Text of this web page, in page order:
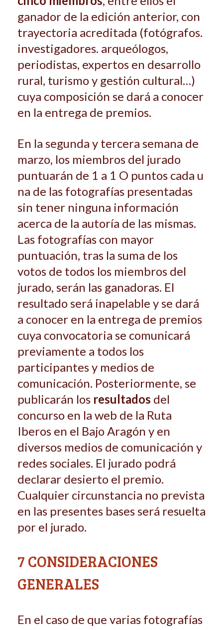
ganador de la edición anterior, con
trayectoria acreditada (fotógrafos.
investigadores. arqueólogos,
periodistas, expertos en desarrollo
rural, turismo y gestión cultural…)
cuya composición se dará a conocer
en la entrega de premios.
En la segunda y tercera semana de
marzo, los miembros del jurado
puntuarán de 1 a 1 O puntos cada u
na de las fotografías presentadas
sin tener ninguna información
acerca de la autoría de las mismas.
Las fotografías con mayor
puntuación, tras la suma de los
votos de todos los miembros del
jurado, serán las ganadoras. El
resultado será inapelable y se dará
a conocer en la entrega de premios
cuya convocatoria se comunicará
previamente a todos los
participantes y medios de
comunicación. Posteriormente, se
publicarán los resultados del
concurso en la web de la Ruta
Iberos en el Bajo Aragón y en
diversos medios de comunicación y
redes sociales. El jurado podrá
decla­rar desierto el premio.
Cualquier circunstancia no prevista
en las presentes bases será resuelta
por el jurado.
7 CONSIDERACIONES
GENERALES
En el caso de que varias fotografías